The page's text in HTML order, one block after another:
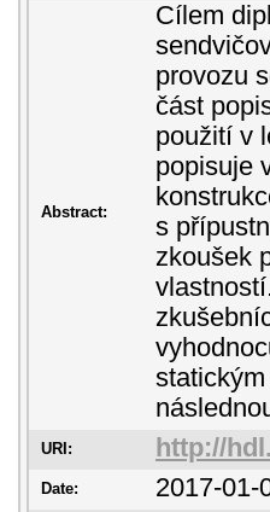
Abstract:
Cílem
provozu
část
použití v
popisuje
s
zkoušek
URI: http://
Date: 2017-01-